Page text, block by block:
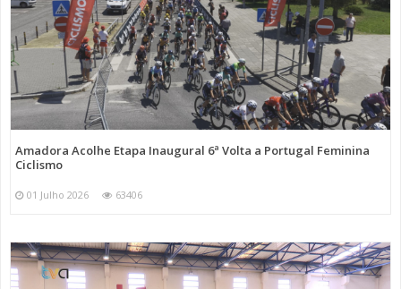
Amadora Acolhe Etapa Inaugural 6ª Volta a Portugal Feminina
Ciclismo
01 Julho 2026 63406